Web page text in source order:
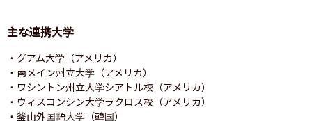
主な連携大学
・グアム大学（アメリカ）
・南メイン州立大学（アメリカ）
・ワシントン州立大学シアトル校（アメリカ）
・ウィスコンシン大学ラクロス校（アメリカ）
・釜山外国語大学（韓国）